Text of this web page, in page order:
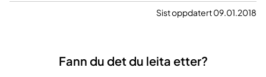
Sist oppdatert 09.01.2018
Fann du det du leita etter?